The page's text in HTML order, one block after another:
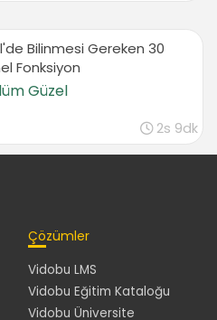
Gerekli Bilgiler 2
ve Dikey Yazma
Bilinmesi Gereken 30
Fonksiyon
Güzel
2s 9dk
Çözümler
Vidobu LMS
Vidobu Eğitim Kataloğu
Vidobu Üniversite